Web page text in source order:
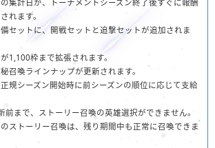
集計日が、トーナメントシーズン終了後すぐに報酬
れます。
セットに、開戦セットと追撃セットが追加されま
1,100枠まで拡張されます。
召喚ラインナップが更新されます。
規シーズン開始時に前シーズンの順位に応じて支給
前まで、ストーリー召喚の英雄選択ができません。
ストーリー召喚は、残り期間中も正常に召喚できま